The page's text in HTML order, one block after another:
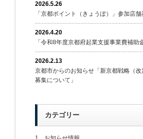
2026.5.26
「京都ポイント（きょうぽ）」参加店
2026.4.20
「令和8年度京都府起業支援事業費補助
2026.2.13
京都市からのお知らせ「新京都戦略（
募集について」
カテゴリー